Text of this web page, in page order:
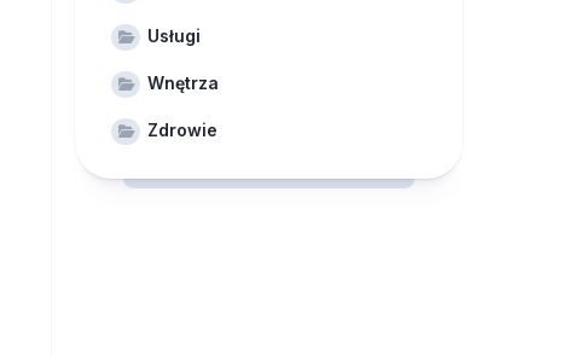
Usługi
Wnętrza
Zdrowie